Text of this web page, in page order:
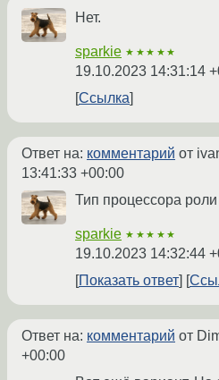
Нет.
sparkie ★★★★★
19.10.2023 14:31:14
Ссылка
Ответ на: комментарий от
13:41:33 +00:00
Тип процессора роли
sparkie ★★★★★
19.10.2023 14:32:44
Показать ответ
Ответ на: комментарий от
+00:00